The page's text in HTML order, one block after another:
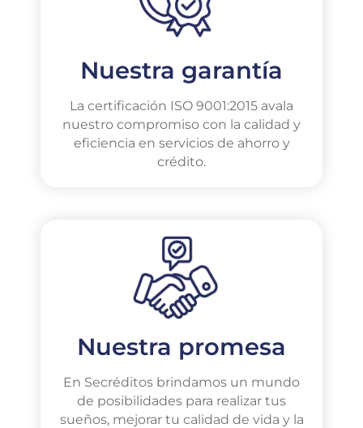
Nuestra garantía
La certificación ISO 9001:2015 avala
nuestro compromiso con la calidad y
eficiencia en servicios de ahorro y
crédito.
Nuestra promesa
En Secréditos brindamos un mundo
de posibilidades para realizar tus
sueños, mejorar tu calidad de vida y la